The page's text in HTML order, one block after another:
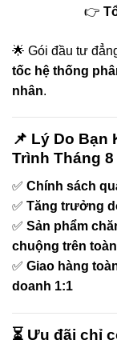
👉
🌟 Gói đầu tư
tốc hệ thống
nhân.
📌 Lý Do Bạn
Trình Tháng 8
✅ Chính sách
✅ Tăng trưởng
✅ Sản phẩm
chuộng trên
✅ Giao hàng
doanh 1:1
⏳ Ưu đãi chỉ